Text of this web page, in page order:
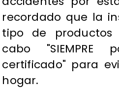
recordado que la
tipo de productos
cabo
certificado" para
hogar.